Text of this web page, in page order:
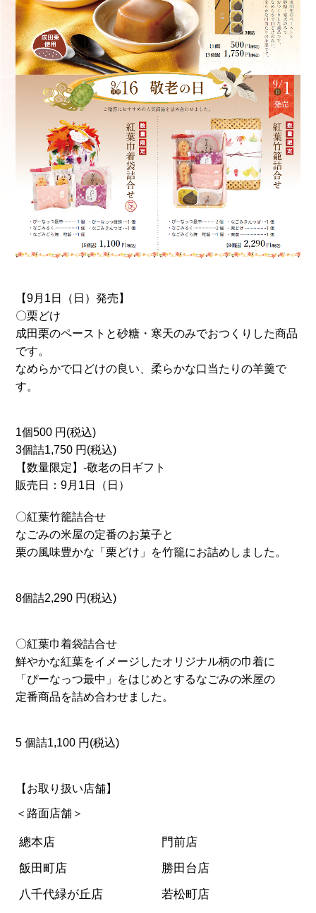
【9月1日（日）発売】
〇栗どけ
成田栗のペーストと砂糖・寒天のみでおつくりした商品
です。
なめらかで口どけの良い、柔らかな口当たりの羊羹で
す。
1個500 円(税込)
3個詰1,750 円(税込)
【数量限定】-敬老の日ギフト
販売日：9月1日（日）
〇紅葉竹籠詰合せ
なごみの米屋の定番のお菓子と
栗の風味豊かな「栗どけ」を竹籠にお詰めしました。
8個詰2,290 円(税込)
〇紅葉巾着袋詰合せ
鮮やかな紅葉をイメージしたオリジナル柄の巾着に
「ぴーなっつ最中」をはじめとするなごみの米屋の
定番商品を詰め合わせました。
5 個詰1,100 円(税込)
【お取り扱い店舗】
＜路面店舗＞
總本店
門前店
飯田町店
勝田台店
八千代緑が丘店
若松町店